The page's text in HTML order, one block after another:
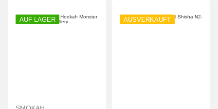
AUF LAGER AUSVERKAUFT